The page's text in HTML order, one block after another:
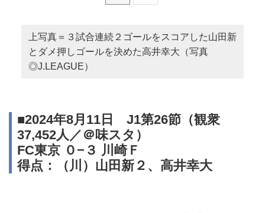
上写真＝３試合連続２ゴールをスコアした山田新
とダメ押しゴールを決めた高井幸大（写真
◎J.LEAGUE）
■2024年8月11日 J1第26節（観衆
37,452人／＠味スタ）
FC東京 ０−３ 川崎Ｆ
得点：（川）山田新２、高井幸大